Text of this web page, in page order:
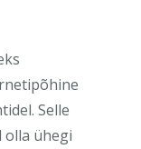
Selle
olla ühegi